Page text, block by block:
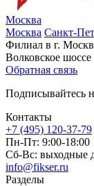
Москва
Москва Санкт-
Филиал в г.
Волковское
Обратная связь
Подписывайтесь
Контакты
+7 (495) 120-37-79
Пн-Пт: 9:00-18:00
Сб-Вс: выходные
info@fikser.ru
Разделы